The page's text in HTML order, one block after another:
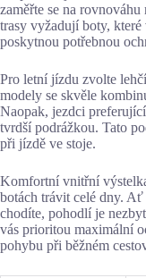
zaměřte se na
trasy vyžadují boty, které
poskytnou potřebnou
Pro letní jízdu zvolte
modely se skvěle
Naopak, jezdci
tvrdší podrážkou. Tato
při jízdě ve stoje.
Komfortní vnitřní
botách trávit celé dny. Ať
chodíte, pohodlí je
vás prioritou maximální
pohybu při běžném